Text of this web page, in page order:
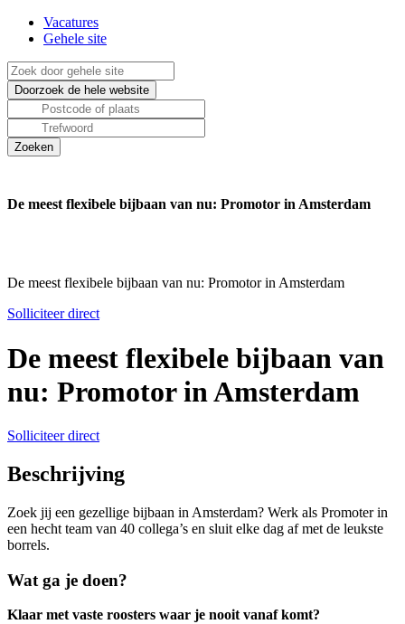
Vacatures
Gehele site
De meest flexibele bijbaan van nu: Promotor in Amsterdam
De meest flexibele bijbaan van nu: Promotor in Amsterdam
Solliciteer direct
De meest flexibele bijbaan van
nu: Promotor in Amsterdam
Solliciteer direct
Beschrijving
Zoek jij een gezellige bijbaan in Amsterdam? Werk als Promoter in
een hecht team van 40 collega’s en sluit elke dag af met de leukste
borrels.
Wat ga je doen?
Klaar met vaste roosters waar je nooit vanaf komt?